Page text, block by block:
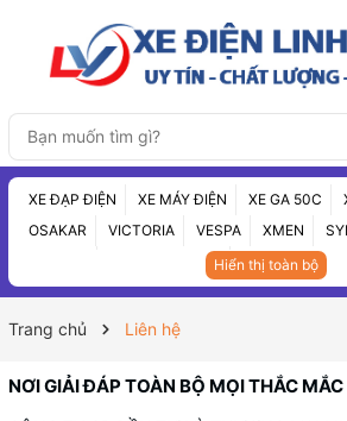
XE ĐẠP ĐIỆN XE MÁY ĐIỆN XE GA 50C
OSAKAR
VICTORIA VESPA XMEN
XE ĐIỆN 3 BÁNH ẮC QUY CHÍNH
XE CŨ
TIN TỨC
Hiển thị toàn bộ
Trang chủ Liên hệ
NƠI GIẢI ĐÁP TOÀN BỘ MỌI THẮC